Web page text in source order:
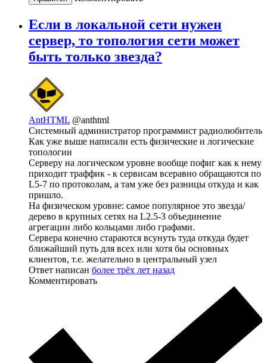
Если в локальной сети нужен
сервер, то топология сети может
быть только звезда?
AntHTML @anthtml
Системный администратор программист радиолюбитель
Как уже выше написали есть физические и логические
топологии
Серверу на логическом уровне вообще пофиг как к нему
приходит траффик - к сервисам всеравно обращаются по
L5-7 по протоколам, а там уже без разницы откуда и как
пришло.
На физическом уровне: самое популярное это звезда/
дерево в крупных сетях на L2.5-3 объединение
агрегации либо кольцами либо графами.
Сервера конечно стараются всунуть туда откуда будет
ближайший путь для всех или хотя бы основных
клиентов, т.е. желательно в центральный узел
Ответ написан более трёх лет назад
Комментировать